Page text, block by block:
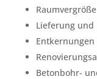
Lieferung und
Betonbohr-